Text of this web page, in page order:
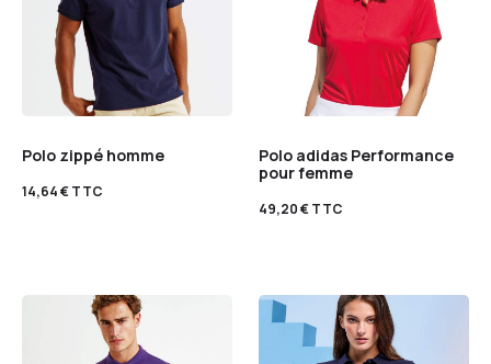
Polo zippé homme
14,64€TTC
Polo adidas Performance
pour femme
49,20€TTC